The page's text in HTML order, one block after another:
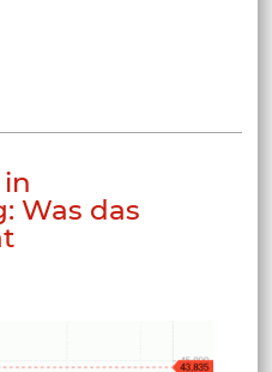
Was das